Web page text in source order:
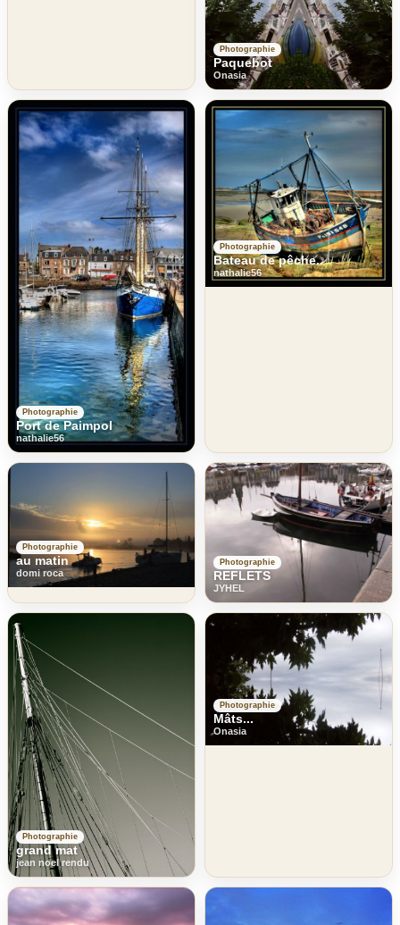
Photographie
Paquebot
Onasia
Photographie
Port de Paimpol
nathalie56
Photographie
Bateau de pêche..
nathalie56
Photographie
au matin
domi roca
Photographie
REFLETS
JYHEL
Photographie
grand mat
jean noel rendu
Photographie
Mâts...
Onasia